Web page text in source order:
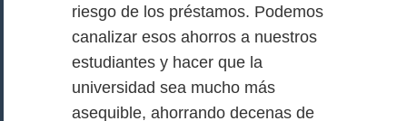
riesgo de los préstamos. Podemos
canalizar esos ahorros a nuestros
estudiantes y hacer que la
universidad sea mucho más
asequible, ahorrando decenas de